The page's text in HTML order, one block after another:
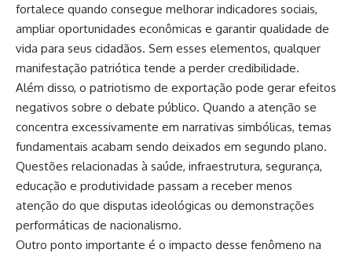
fortalece quando consegue melhorar indicadores sociais,
ampliar oportunidades econômicas e garantir qualidade de
vida para seus cidadãos. Sem esses elementos, qualquer
manifestação patriótica tende a perder credibilidade.
Além disso, o patriotismo de exportação pode gerar efeitos
negativos sobre o debate público. Quando a atenção se
concentra excessivamente em narrativas simbólicas, temas
fundamentais acabam sendo deixados em segundo plano.
Questões relacionadas à saúde, infraestrutura, segurança,
educação e produtividade passam a receber menos
atenção do que disputas ideológicas ou demonstrações
performáticas de nacionalismo.
Outro ponto importante é o impacto desse fenômeno na